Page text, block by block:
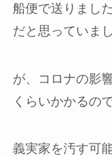
船便で送りまし
だと思っていまし
が、コロナの影
くらいかかるの
義実家を汚す可